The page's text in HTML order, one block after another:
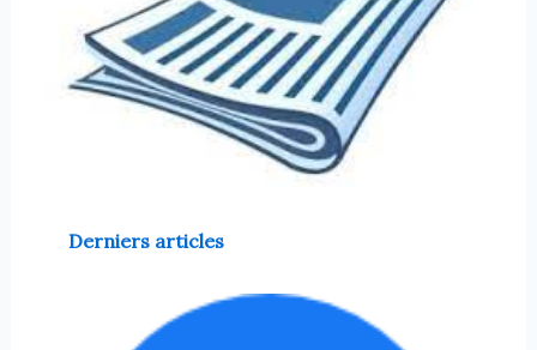
Derniers articles